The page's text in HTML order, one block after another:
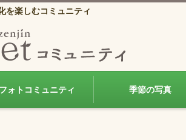
を楽しむコミュニティ
フォトコミュニティ 季節の写真